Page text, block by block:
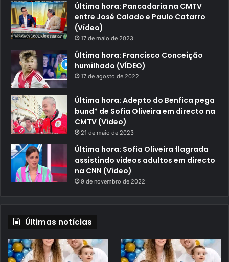
Última hora: Pancadaria na CMTV
entre José Calado e Paulo Catarro
(Vídeo)
17 de maio de 2023
Última hora: Francisco Conceição
humilhado (VÍDEO)
17 de agosto de 2022
Última hora: Adepto do Benfica pega
bund* de Sofia Oliveira em directo na
CMTV (Vídeo)
21 de maio de 2023
Última hora: Sofia Oliveira flagrada
assistindo videos adultos em directo
na CNN (Vídeo)
9 de novembro de 2022
Últimas notícias